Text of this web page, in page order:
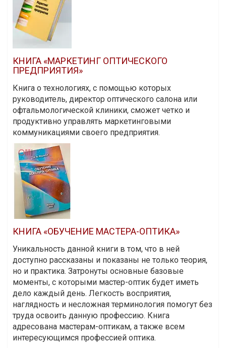
КНИГА «МАРКЕТИНГ ОПТИЧЕСКОГО
ПРЕДПРИЯТИЯ»
Книга о технологиях, с помощью которых
руководитель, директор оптического салона или
офтальмологической клиники, сможет четко и
продуктивно управлять маркетинговыми
коммуникациями своего предприятия.
КНИГА «ОБУЧЕНИЕ МАСТЕРА-ОПТИКА»
Уникальность данной книги в том, что в ней
доступно рассказаны и показаны не только теория,
но и практика. Затронуты основные базовые
моменты, с которыми мастер-оптик будет иметь
дело каждый день. Легкость восприятия,
наглядность и несложная терминология помогут без
труда освоить данную профессию. Книга
адресована мастерам-оптикам, а также всем
интересующимся профессией оптика.